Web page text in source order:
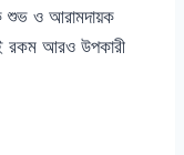
শুভ ও আরামদায়ক
রকম আরও উপকারী